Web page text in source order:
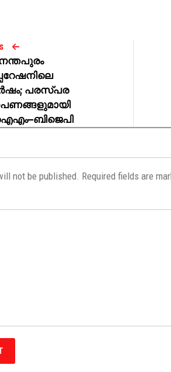
പരസ്പര
not be published. Required fields are